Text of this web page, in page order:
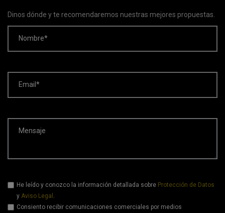
Dinos dónde y te recomendaremos nuestras mejores propuestas.
Nombre*
Email*
Mensaje
He leído y conozco la información detallada sobre Protección de Datos
y Aviso Legal .
Consiento recibir comunicaciones comerciales por medios